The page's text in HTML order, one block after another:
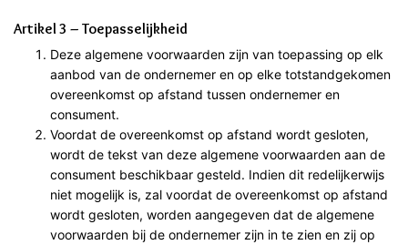
Artikel 3 – Toepasselijkheid
Deze algemene voorwaarden zijn van toepassing op elk
aanbod van de ondernemer en op elke totstandgekomen
overeenkomst op afstand tussen ondernemer en
consument.
Voordat de overeenkomst op afstand wordt gesloten,
wordt de tekst van deze algemene voorwaarden aan de
consument beschikbaar gesteld. Indien dit redelijkerwijs
niet mogelijk is, zal voordat de overeenkomst op afstand
wordt gesloten, worden aangegeven dat de algemene
voorwaarden bij de ondernemer zijn in te zien en zij op